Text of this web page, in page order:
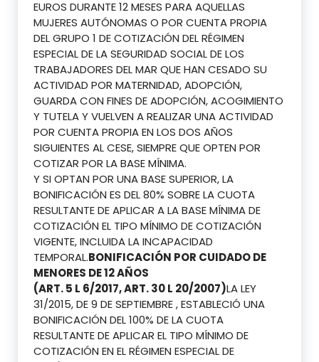
EUROS DURANTE 12 MESES PARA AQUELLAS
MUJERES AUTÓNOMAS O POR CUENTA PROPIA
DEL GRUPO 1 DE COTIZACIÓN DEL RÉGIMEN
ESPECIAL DE LA SEGURIDAD SOCIAL DE LOS
TRABAJADORES DEL MAR QUE HAN CESADO SU
ACTIVIDAD POR MATERNIDAD, ADOPCIÓN,
GUARDA CON FINES DE ADOPCIÓN, ACOGIMIENTO
Y TUTELA Y VUELVEN A REALIZAR UNA ACTIVIDAD
POR CUENTA PROPIA EN LOS DOS AÑOS
SIGUIENTES AL CESE, SIEMPRE QUE OPTEN POR
COTIZAR POR LA BASE MÍNIMA.
Y SI OPTAN POR UNA BASE SUPERIOR, LA
BONIFICACIÓN ES DEL 80% SOBRE LA CUOTA
RESULTANTE DE APLICAR A LA BASE MÍNIMA DE
COTIZACIÓN EL TIPO MÍNIMO DE COTIZACIÓN
VIGENTE, INCLUIDA LA INCAPACIDAD
TEMPORAL.BONIFICACIÓN POR CUIDADO DE
MENORES DE 12 AÑOS
(ART. 5 L 6/2017, ART. 30 L 20/2007)LA LEY
31/2015, DE 9 DE SEPTIEMBRE , ESTABLECIÓ UNA
BONIFICACIÓN DEL 100% DE LA CUOTA
RESULTANTE DE APLICAR EL TIPO MÍNIMO DE
COTIZACIÓN EN EL RÉGIMEN ESPECIAL DE